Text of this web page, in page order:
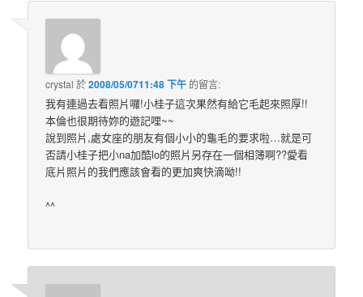
crystal 於2008/05/0711:48 下午 的留言:
我有連過去看照片囉!小桂子這次果然有給它毛起來照厚!!
本倫也很期待妳的遊記哩~~
說到照片,處女座的朋友有個小小的龜毛的要求啦…就是可
否請小桂子把小na加酷lo的照片另存在一個相簿啊??愛看
底片照片的我們應該會看的更加爽快滴呦!!
^^